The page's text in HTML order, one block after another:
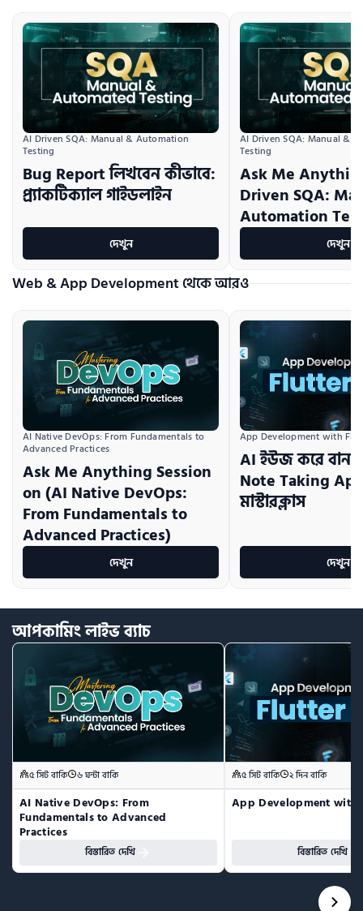
AI Driven SQA: Manual & Automation
Testing
Bug Report লিখবেন কীভাবে:
প্র্যাকটিক্যাল গাইডলাইন
দেখুন
AI Driven SQA: Manual &
Testing
Ask Me
Driven SQA:
Automation
দেখুন
Web & App Development থেকে আরও
AI Native DevOps: From Fundamentals to
Advanced Practices
Ask Me Anything Session
on (AI Native DevOps:
From Fundamentals to
Advanced Practices)
দেখুন
App Development with
AI ইউজ করে
Note Taking
মাস্টারক্লাস
দেখুন
আপকামিংলাইভব্যাচ
৫ সিট বাকি ৬ ঘন্টা বাকি
AI Native DevOps: From
Fundamentals to Advanced
Practices
বিস্তারিত দেখি
৫ সিট বাকি ২ দিন বাকি
App Development with
বিস্তারিত দেখি